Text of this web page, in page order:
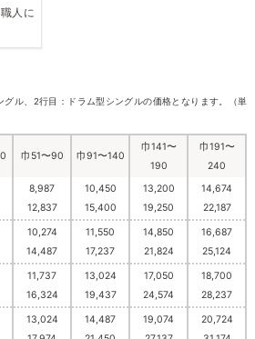
人に
グル、2行目：ドラム型シングルの価格となります。（単
巾51〜90 巾91〜140
巾141〜
190
巾191〜
240
8,987
12,837
10,450
15,400
13,200
19,250
14,674
22,187
10,274
14,487
11,550
17,237
14,850
21,824
16,687
25,124
11,737
16,324
13,024
19,437
17,050
24,574
18,700
28,237
13,024
14,487
19,074
20,724